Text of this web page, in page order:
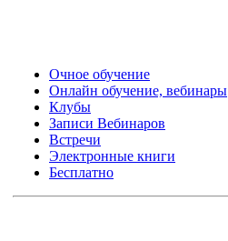
Очное обучение
Онлайн обучение, вебинары
Клубы
Записи Вебинаров
Встречи
Электронные книги
Бесплатно